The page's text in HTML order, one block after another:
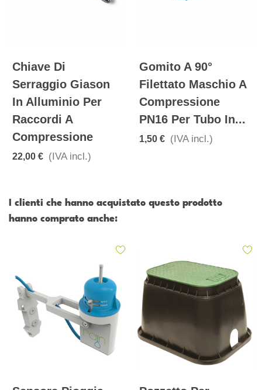
Chiave Di
Serraggio Giason
In Alluminio Per
Raccordi A
Compressione
22,00 € (IVA incl.)
Gomito A 90°
Filettato Maschio A
Compressione
PN16 Per Tubo In...
1,50 € (IVA incl.)
I clienti che hanno acquistato questo prodotto
hanno comprato anche: